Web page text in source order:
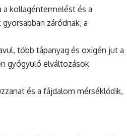
a kollagéntermelést és a
záródnak, a
több tápanyag és oxigén jut a
gyógyuló elváltozások
és a fájdalom mérséklődik,